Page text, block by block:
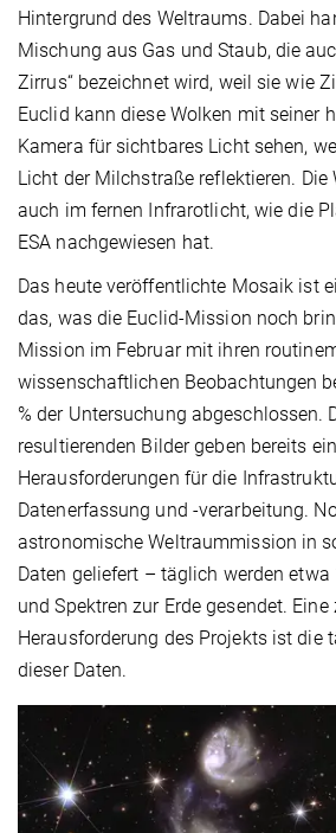
Hintergrund des Weltraums. Dabei
Mischung aus Gas und Staub, die
Zirrus“ bezeichnet wird, weil sie wie
Euclid kann diese Wolken mit seiner
Kamera für sichtbares Licht sehen,
Licht der Milchstraße reflektieren. Die
auch im fernen Infrarotlicht, wie die
ESA nachgewiesen hat.
Das heute veröffentlichte Mosaik ist
das, was die Euclid-Mission noch
Mission im Februar mit ihren
wissenschaftlichen Beobachtungen
% der Untersuchung abgeschlossen.
resultierenden Bilder geben bereits
Herausforderungen für die
Datenerfassung und -verarbeitung.
astronomische Weltraummission in
Daten geliefert – täglich werden etwa
und Spektren zur Erde gesendet. Eine
Herausforderung des Projekts ist die
dieser Daten.